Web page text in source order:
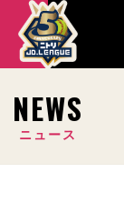
NEWS
ニュース